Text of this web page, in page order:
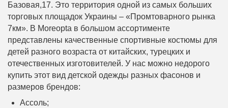
Базовая,17. Это территория одной из самых больших
торговых площадок Украины – «Промтоварного рынка
7км». В Moreopta в большом ассортименте
представлены качественные спортивные костюмы для
детей разного возраста от китайских, турецких и
отечественных изготовителей. У нас можно недорого
купить этот вид детской одежды разных фасонов и
размеров брендов:
Ассоль;